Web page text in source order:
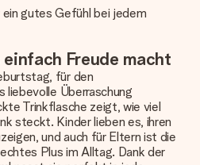
ein gutes Gefühl bei jedem
Freude macht
für den
liebevolle Überraschung
Trinkflasche zeigt, wie viel
steckt. Kinder lieben es, ihren
und auch für Eltern ist die
Plus im Alltag. Dank der